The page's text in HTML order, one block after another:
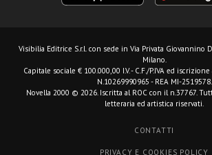
Visibilia Editrice S.r.l. con sede in Via Privata Giovannino
Milano.
Capitale sociale € 100.000,00 I.V. - C.F./P.IVA ed
N.10269990965 - REA MI-2519578.
Novella 2000 © 2026. Iscritta al ROC con il n.37767.
letteraria ed artistica riservati.
CONTATTI
PRIVACY E COOKIES POLICY